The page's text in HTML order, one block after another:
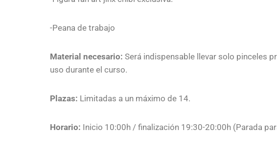
-Peana de trabajo
Material necesario: Será indispensable llevar solo pinceles
uso durante el curso.
Plazas: Limitadas a un máximo de 14.
Horario: Inicio 10:00h / finalización 19:30-20:00h (Parada